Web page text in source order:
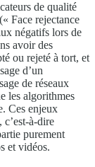
de qualité
Face rejectance
négatifs lors de
avoir des
ou rejeté à tort, et
d’un
de réseaux
les algorithmes
Ces enjeux
à-dire
purement
et vidéos.